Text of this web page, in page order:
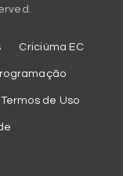
Criciúma EC
Termos de Uso